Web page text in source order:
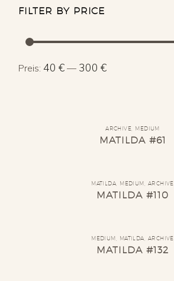
FILTER BY PRICE
Min.
Max.
Preis: 40 €— 300 €
ARCHIVE MEDIUM
MATILDA #61
MATILDA MEDIUM ARCHIVE
MATILDA #110
MEDIUM MATILDA ARCHIVE
MATILDA #132